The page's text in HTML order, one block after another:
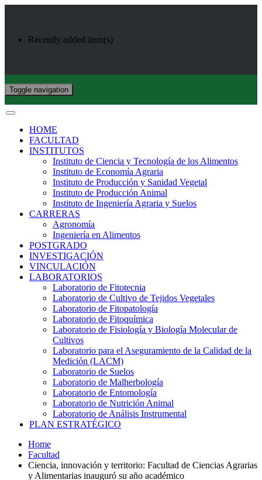
Recently added item(s)
Toggle navigation
HOME
FACULTAD
INSTITUTOS
Instituto de Ciencia y Tecnología de los Alimentos
Instituto de Economía Agraria
Instituto de Producción y Sanidad Vegetal
Instituto de Producción Animal
Instituto de Ingeniería Agraria y Suelos
CARRERAS
Agronomía
Ingeniería en Alimentos
POSTGRADO
INVESTIGACIÓN
VINCULACIÓN
LABORATORIOS
Laboratorio de Fitotecnia
Laboratorio de Cultivo de Tejidos Vegetales
Laboratorio de Fitopatología
Laboratorio de Fitoquímica
Laboratorio de Fisiología y Biología Molecular de
Cultivos
Laboratorio para el Aseguramiento de la Calidad de la
Medición (LACM)
Laboratorio de Suelos
Laboratorio de Malherbología
Laboratorio de Entomología
Laboratorio de Nutrición Animal
Laboratorio de Análisis Instrumental
PLAN ESTRATÉGICO
Home
Facultad
Ciencia, innovación y territorio: Facultad de Ciencias Agrarias
y Alimentarias inauguró su año académico